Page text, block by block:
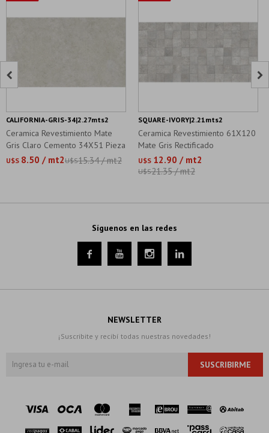
Ceramica Revestimiento Mate
Gris Claro Cemento 34X51 Pieza
U$S 8.50 / mt2U$S15.34 / mt2
CALIFORNIA-GRIS-34|2.27mts2
Ceramica Revestimiento 61X120
Mate Gris Rectificado
U$S 12.90 / mt2
U$S21.35 / mt2
SQUARE-IVORY|2.21mts2
 
Síguenos en las redes
   
NEWSLETTER
¡Suscribite y recibí todas nuestras novedades!
SUSCRIBIRME